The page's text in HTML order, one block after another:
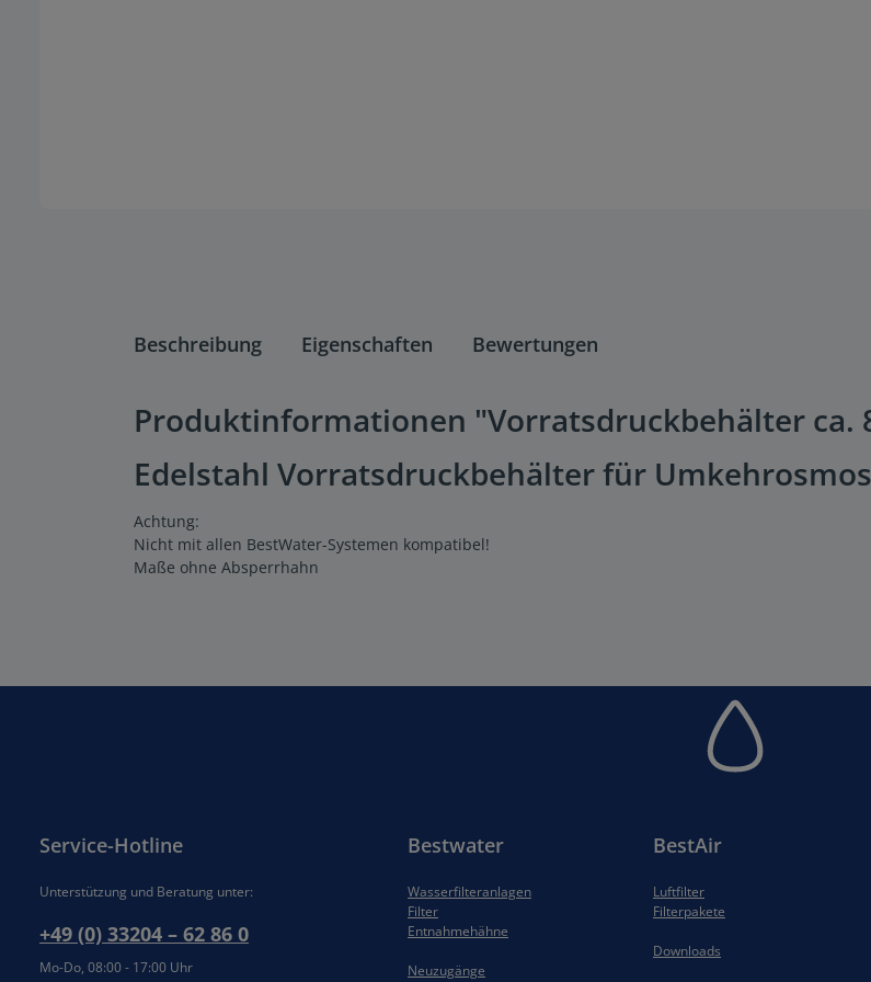
Beschreibung Eigenschaften Bewertungen
Produktinformationen "Vorratsdruckbehälter ca.
Edelstahl Vorratsdruckbehälter für
Achtung:
Nicht mit allen BestWater-Systemen kompatibel!
Maße ohne Absperrhahn
Service-Hotline
Unterstützung und Beratung unter:
+49 (0) 33204 – 62 86 0
Mo-Do, 08:00 - 17:00 Uhr
Bestwater
Wasserfilteranlagen
Filter
Entnahmehähne
Neuzugänge
BestAir
Luftfilter
Filterpakete
Downloads